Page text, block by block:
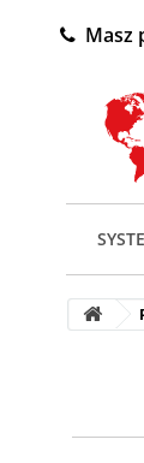
Masz